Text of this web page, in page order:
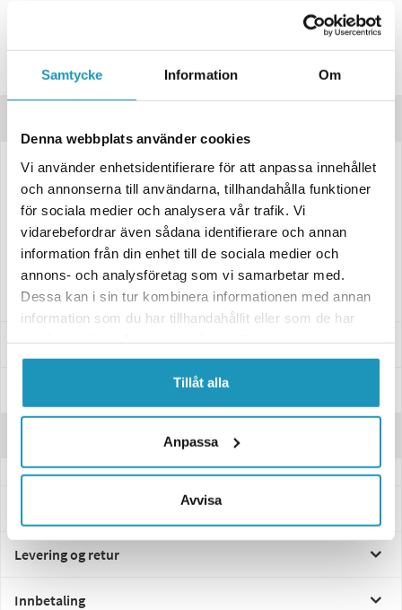
Samtycke Information Om
Denna webbplats använder cookies
Vi använder enhetsidentifierare för att anpassa innehållet
och annonserna till användarna, tillhandahålla funktioner
för sociala medier och analysera vår trafik. Vi
vidarebefordrar även sådana identifierare och annan
information från din enhet till de sociala medier och
annons- och analysföretag som vi samarbetar med.
Dessa kan i sin tur kombinera informationen med annan
information som du har tillhandahållit eller som de har
Tillåt alla
Anpassa
Avvisa
Spørsmål om produktet?
Tommelgasskontroll for Polaris Sportsman-modellene 450, 570, 850 og
1000 samt flere andre, laget av høykvalitets aluminium for lang levetid.
Den sorte anodiserte overflaten gir ikke bare et godt utseende, men
garanterer også motstandsdyktighet mot slitasje.
Direkte erstatning og enkel installasjon, merk at Sportsman 570/850-
modellene krever en 2-posisjons AWD-bryter.
Passer til disse modellene
Levering og retur
Innbetaling